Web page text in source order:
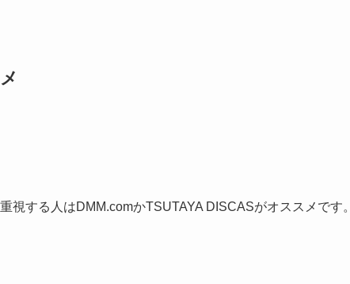
視する人はDMM.comかTSUTAYA DISCASがオススメです。